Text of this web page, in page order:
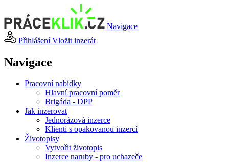
Navigace
PřihlášeníVložit inzerát
Navigace
Pracovní nabídky
Hlavní pracovní poměr
Brigáda - DPP
Jak inzerovat
Jednorázová inzerce
Klienti s opakovanou inzercí
Životopisy
Vytvořit životopis
Inzerce naruby - pro uchazeče